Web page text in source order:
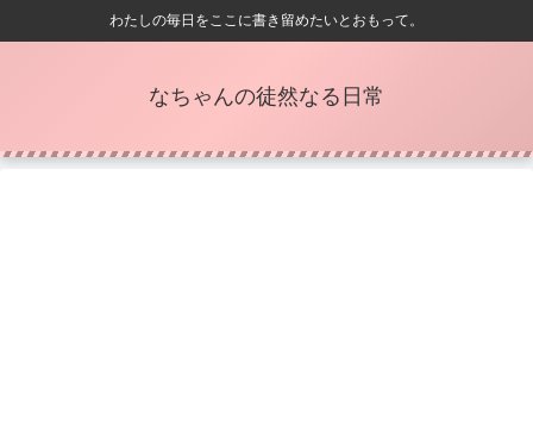
わたしの毎日をここに書き留めたいとおもって。
なちゃんの徒然なる日常